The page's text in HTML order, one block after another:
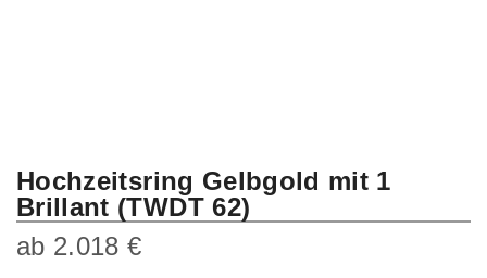
Hochzeitsring Gelbgold mit 1
Brillant (TWDT 62)
ab 2.018€